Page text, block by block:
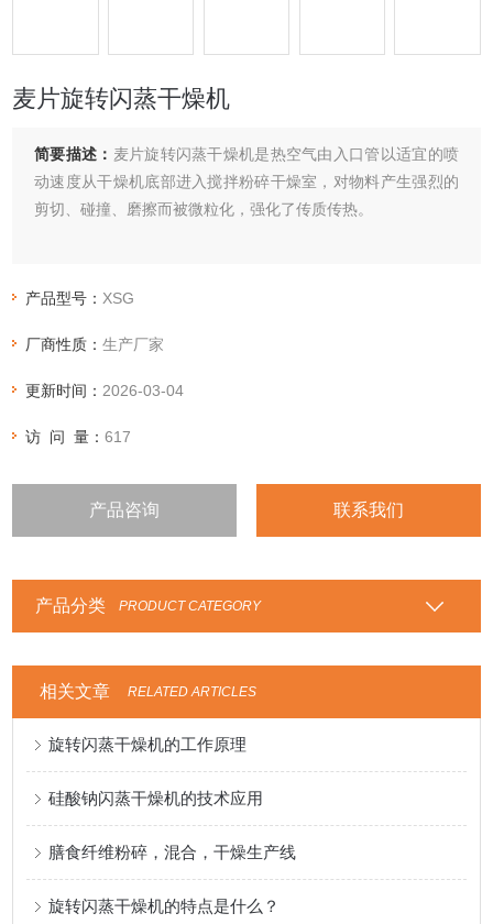
麦片旋转闪蒸干燥机
简要描述： 麦片旋转闪蒸干燥机是热空气由入口管以适宜的喷
动速度从干燥机底部进入搅拌粉碎干燥室，对物料产生强烈的
剪切、碰撞、磨擦而被微粒化，强化了传质传热。
产品型号： XSG
厂商性质：生产厂家
更新时间： 2026-03-04
访 问 量：617
产品咨询 联系我们
产品分类 PRODUCT CATEGORY
相关文章 RELATED ARTICLES
旋转闪蒸干燥机的工作原理
硅酸钠闪蒸干燥机的技术应用
膳食纤维粉碎，混合，干燥生产线
旋转闪蒸干燥机的特点是什么？